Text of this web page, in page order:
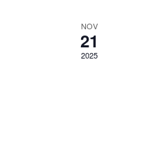
NOV
21
2025